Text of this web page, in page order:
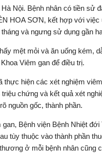
Nội. Bệnh nhân có tiền
HOA SƠN, kết hợp với
và ngưng sử dụng gần
mệt mỏi và ăn uống kém,
Viêm gan để điều trị.
hiện các xét nghiệm
chứng và kết quả xét
nguồn gốc, thành phần.
Bệnh viện Bệnh Nhiệt
tùy thuộc vào thành phần
ở mỗi bệnh nhân cũng